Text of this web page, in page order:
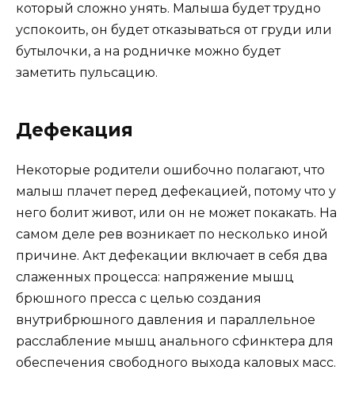
который сложно унять. Малыша будет трудно
успокоить, он будет отказываться от груди или
бутылочки, а на родничке можно будет
заметить пульсацию.
Дефекация
Некоторые родители ошибочно полагают, что
малыш плачет перед дефекацией, потому что у
него болит живот, или он не может покакать. На
самом деле рев возникает по несколько иной
причине. Акт дефекации включает в себя два
слаженных процесса: напряжение мышц
брюшного пресса с целью создания
внутрибрюшного давления и параллельное
расслабление мышц анального сфинктера для
обеспечения свободного выхода каловых масс.